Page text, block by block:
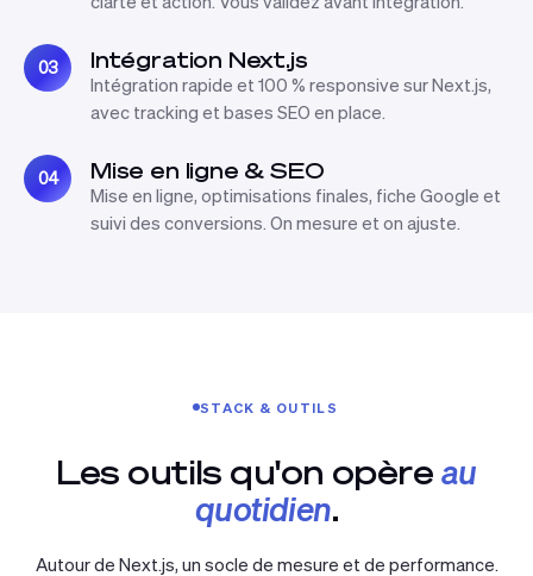
03 Intégration Next.js
Intégration rapide et 100 % responsive sur Next.js,
avec tracking et bases SEO en place.
04 Mise en ligne & SEO
Mise en ligne, optimisations finales, fiche Google et
suivi des conversions. On mesure et on ajuste.
STACK & OUTILS
Les outils qu'on opère au
quotidien.
Autour de Next.js, un socle de mesure et de performance.